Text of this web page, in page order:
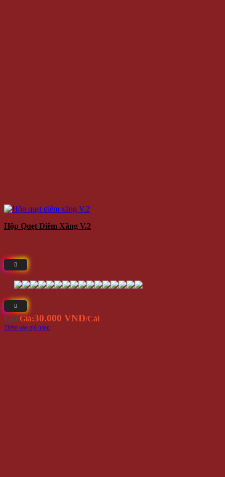
Hộp Quẹt Diêm Xăng V.2
Giá Giá:30.000 VNĐ/Cái
Thêm vào giỏ hàng